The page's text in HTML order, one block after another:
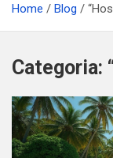
Home Blog
Categoria: